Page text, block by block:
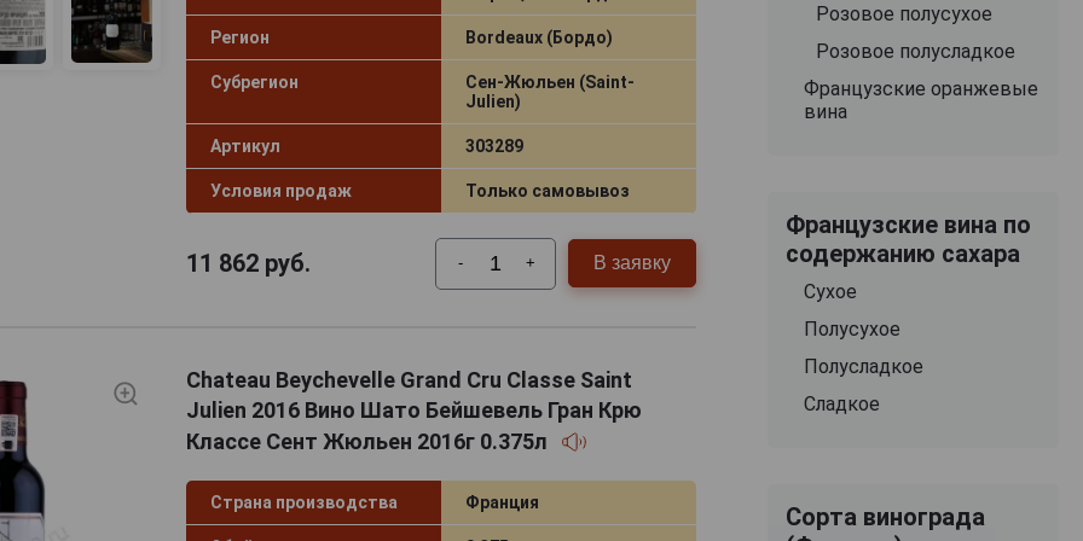
Регион Bordeaux (Бордо)
Субрегион
Сен-Жюльен (Saint-
Julien)
Артикул 303289
Условия продаж Только самовывоз
11 862руб. - + В заявку
Chateau Beychevelle Grand Cru Classe Saint
Julien 2016 Вино Шато Бейшевель Гран Крю
Классе Сент Жюльен 2016г 0.375л
Страна производства Франция
Розовое полусухое
Розовое полусладкое
Французские оранжевые
вина
Французские вина по
содержанию сахара
Сухое
Полусухое
Полусладкое
Сладкое
Сорта винограда